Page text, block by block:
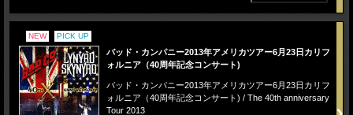
NEW PICK UP
バッド・カンパニー2013年アメリカツアー6月23日カリフ
ォルニア（40周年記念コンサート)
バッド・カンパニー2013年アメリカツアー6月23日カリフ
ォルニア（40周年記念コンサート) / The 40th anniversary
Tour 2013